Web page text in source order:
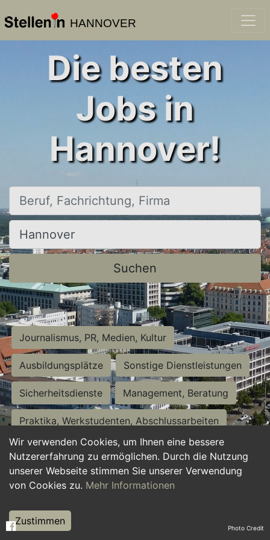
HANNOVER
Wir verwenden Cookies, um Ihnen eine bessere
Nutzererfahrung zu ermöglichen. Durch die Nutzung
unserer Webseite stimmen Sie unserer Verwendung
von Cookies zu. Mehr Informationen
Zustimmen
Die besten
Jobs in
Hannover!
Beruf, Fachrichtung, Firma
Ort, Stadt
Suchen
Journalismus, PR, Medien, Kultur
Ausbildungsplätze Sonstige Dienstleistungen
Sicherheitsdienste Management, Beratung
Praktika, Werkstudenten, Abschlussarbeiten
Personalwesen Assistenz, Sekretariat
Hilfskräfte, Aushilfs- und Nebenjobs
Weiterbildung, Studium, duale Ausbildung Photo Credit